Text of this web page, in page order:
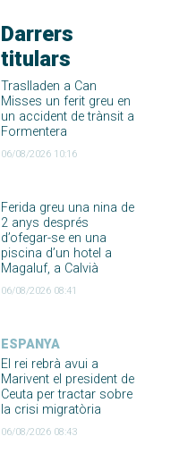
Darrers
titulars
Traslladen a Can
Misses un ferit greu en
un accident de trànsit a
Formentera
06/08/2026 10:16
Ferida greu una nina de
2 anys després
d’ofegar-se en una
piscina d’un hotel a
Magaluf, a Calvià
06/08/2026 08:41
ESPANYA
El rei rebrà avui a
Marivent el president de
Ceuta per tractar sobre
la crisi migratòria
06/08/2026 08:43